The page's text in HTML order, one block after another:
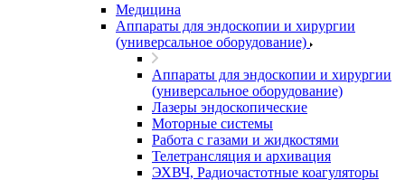
Медицина
Аппараты для эндоскопии и хирургии
(универсальное оборудование)
Аппараты для эндоскопии и хирургии
(универсальное оборудование)
Лазеры эндоскопические
Моторные системы
Работа с газами и жидкостями
Телетрансляция и архивация
ЭХВЧ, Радиочастотные коагуляторы